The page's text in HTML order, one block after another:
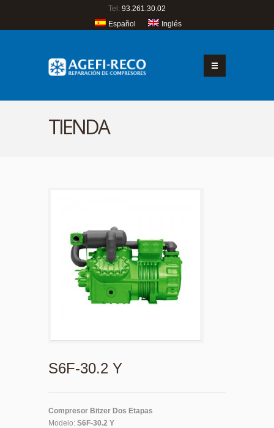
Tel: 93.261.30.02
Español
Inglés
TIENDA
S6F-30.2 Y
Compresor Bitzer Dos Etapas
Modelo: S6F-30.2 Y